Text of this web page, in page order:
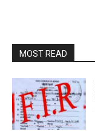
MOST READ